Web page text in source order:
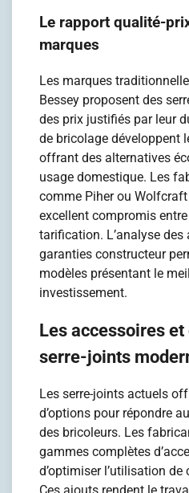
Le rapport qualité-
marques
Les marques
Bessey proposent des
des prix justifiés par leur
de bricolage développent
offrant des alternatives
usage domestique. Les
comme Piher ou
excellent compromis
tarification. L’analyse
garanties constructeur
modèles présentant le
investissement.
Les accessoires
serre-joints
Les serre-joints actuels
d’options pour répondre
des bricoleurs. Les
gammes complètes
d’optimiser l’utilisation